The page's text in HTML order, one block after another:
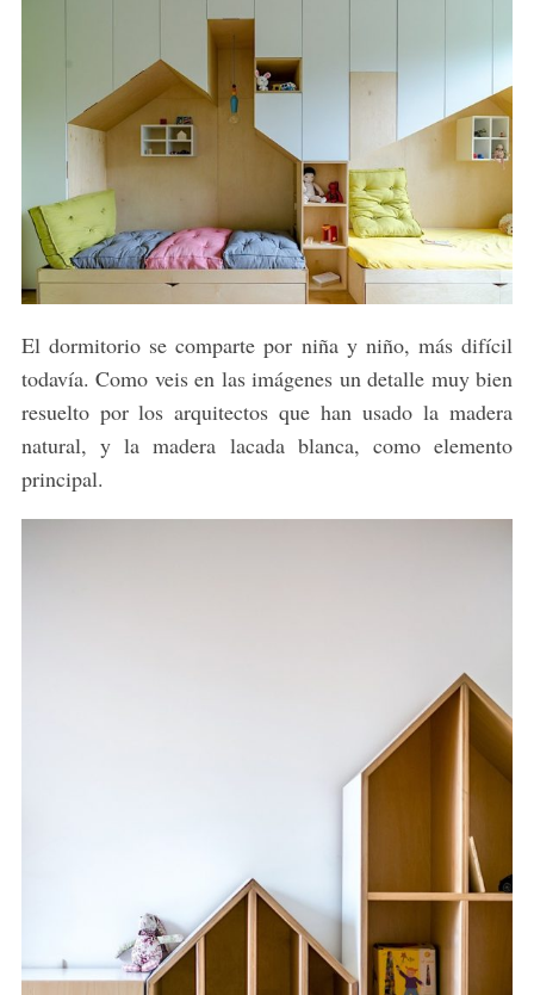
El dormitorio se comparte por niña y niño, más difícil
todavía. Como veis en las imágenes un detalle muy bien
resuelto por los arquitectos que han usado la madera
natural, y la madera lacada blanca, como elemento
principal.
o
r